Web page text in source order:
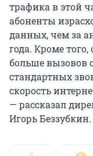
трафика в этой
абоненты
данных, чем за
года. Кроме
больше вызовов
стандартных
скорость
— рассказал
Игорь Беззубкин.